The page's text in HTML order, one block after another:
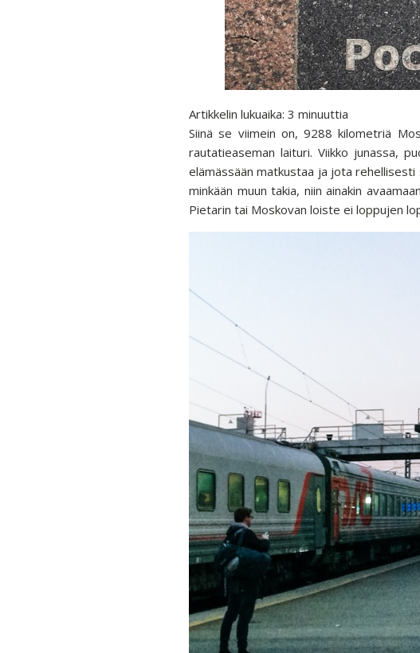
Artikkelin lukuaika: 3 minuuttia
Siinä se viimein on, 9288 kilometriä
rautatieaseman laituri. Viikko junassa,
elämässään matkustaa ja jota
minkään muun takia, niin ainakin
Pietarin tai Moskovan loiste ei loppujen